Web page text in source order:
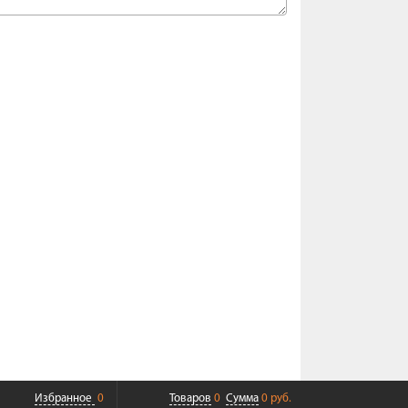
Избранное 0 Товаров 0 Сумма 0 руб.